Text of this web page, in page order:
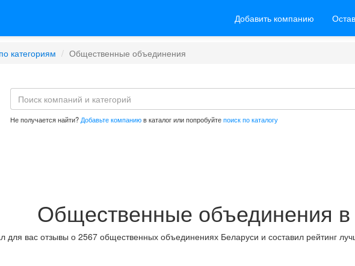
Добавить компанию
категориям Общественные объединения
Не получается найти? Добавьте компаниюв каталог или попробуйтепоиск по каталогу
Общественные объединения в
для вас отзывы о 2567 общественных объединениях Беларуси и составил рейтинг